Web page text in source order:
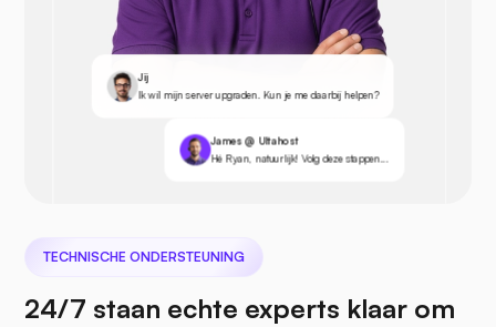
Jij
Ik wil mijn server upgraden. Kun je me daarbij helpen?
James @ Ultahost
Hé Ryan, natuurlijk! Volg deze stappen...
TECHNISCHE ONDERSTEUNING
24/7 staan echte experts klaar om